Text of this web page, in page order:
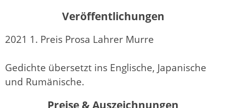
Veröffentlichungen
2021 1. Preis Prosa Lahrer Murre
Gedichte übersetzt ins Englische, Japanische
und Rumänische.
Preise & Auszeichnungen